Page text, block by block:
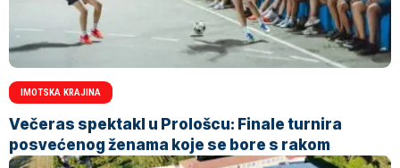
IMOTSKA KRAJINA
Večeras spektakl u Prološcu: Finale turnira
posvećenog ženama koje se bore s rakom